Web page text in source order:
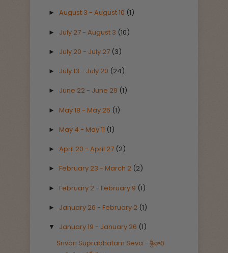
► August 3 - August 10 (1)
► July 27 - August 3 (10)
► July 20 - July 27 (3)
► July 13 - July 20 (24)
► June 22 - June 29 (1)
► May 18 - May 25 (1)
► May 4 - May 11 (1)
► April 20 - April 27 (2)
► February 23 - March 2 (2)
► February 2 - February 9 (1)
► January 26 - February 2 (1)
▼ January 19 - January 26 (1)
Srivari Suprabhatam Seva - శ్రీవారి